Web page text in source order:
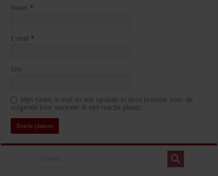
Naam *
E-mail *
Site
Mijn naam, e-mail en site opslaan in deze browser voor de
volgende keer wanneer ik een reactie plaats.